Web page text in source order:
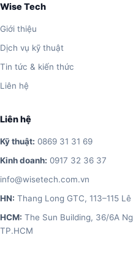
Wise Tech
Giới thiệu
Dịch vụ kỹ thuật
Tin tức & kiến thức
Liên hệ
Liên hệ
Kỹ thuật: 0869 31 31 69
Kinh doanh: 0917 32 36 37
info@wisetech.com.vn
HN: Thang Long GTC, 113–115
HCM: The Sun Building, 36/6A
TP.HCM